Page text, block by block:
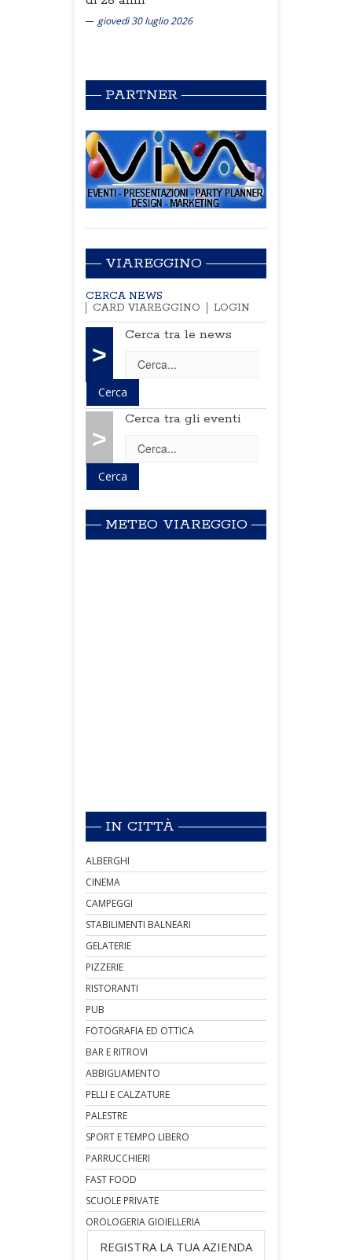
giovedì 30 luglio 2026
PARTNER
VIAREGGINO
CERCA NEWS
CARD VIAREGGINO
LOGIN
>
Cerca tra le news
>
Cerca tra gli eventi
METEO VIAREGGIO
IN CITTÀ
ALBERGHI
CINEMA
CAMPEGGI
STABILIMENTI BALNEARI
GELATERIE
PIZZERIE
RISTORANTI
PUB
FOTOGRAFIA ED OTTICA
BAR E RITROVI
ABBIGLIAMENTO
PELLI E CALZATURE
PALESTRE
SPORT E TEMPO LIBERO
PARRUCCHIERI
FAST FOOD
SCUOLE PRIVATE
OROLOGERIA GIOIELLERIA
REGISTRA LA TUA AZIENDA